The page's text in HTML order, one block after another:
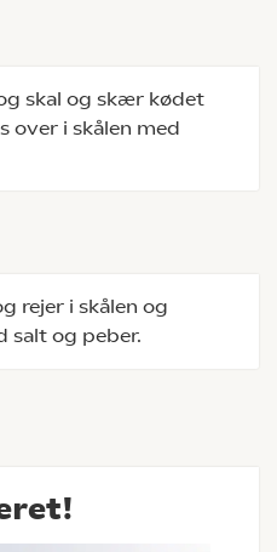
skal og skær kødet
over i skålen med
rejer i skålen og
salt og peber.